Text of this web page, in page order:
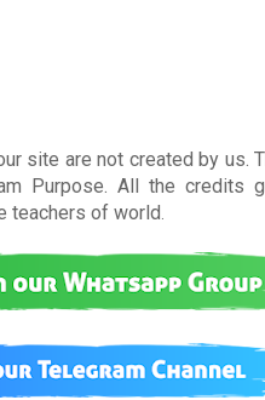
site are not created by us.
Purpose. All the credits
teachers of world